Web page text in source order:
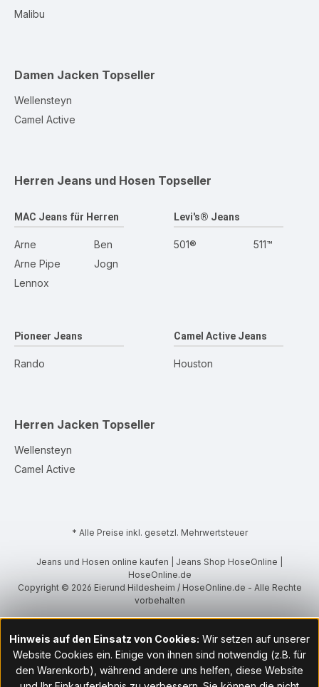
Malibu
Damen Jacken Topseller
Wellensteyn
Camel Active
Herren Jeans und Hosen Topseller
MAC Jeans für Herren
Arne
Arne Pipe
Lennox
Ben
Jogn
Levi's® Jeans
501® 511™
Pioneer Jeans
Rando
Camel Active Jeans
Houston
Herren Jacken Topseller
Wellensteyn
Camel Active
* Alle Preise inkl. gesetzl. Mehrwertsteuer
Jeans und Hosen online kaufen | Jeans Shop HoseOnline |
HoseOnline.de
Copyright © 2026 Eierund Hildesheim / HoseOnline.de - Alle Rechte
vorbehalten
Hinweis auf den Einsatz von Cookies: Wir setzen auf unserer
Website Cookies ein. Einige von ihnen sind notwendig (z.B. für
den Warenkorb), während andere uns helfen, diese Website